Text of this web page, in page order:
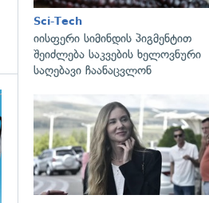
Sci-Tech
იისფერი სიმინდის პიგმენტით
შეიძლება საკვების ხელოვნური
საღებავი ჩაანაცვლონ